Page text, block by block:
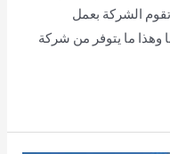
الشركة بعمل
وهذا ما يتوفر من شركة